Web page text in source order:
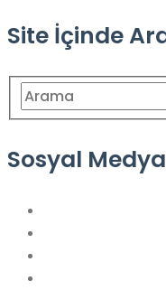
Site İçinde
Sosyal